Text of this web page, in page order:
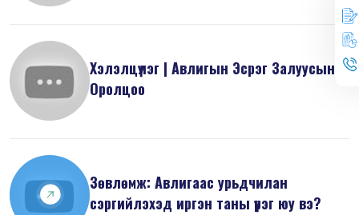
Хэлэлцүүлэг | Авлигын Эсрэг Залуусын
Оролцоо
Зөвлөмж: Авлигаас урьдчилан
сэргийлэхэд иргэн таны үүрэг юу вэ?